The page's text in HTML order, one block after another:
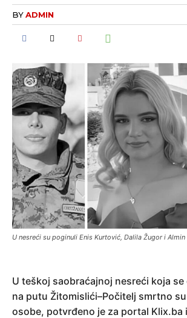
BYADMIN
U nesreći su poginuli Enis Kurtović, Dalila Žugor i Almin
U teškoj saobraćajnoj nesreći koja
na putu Žitomislići–Počitelj smrtno
osobe, potvrđeno je za portal Klix.ba